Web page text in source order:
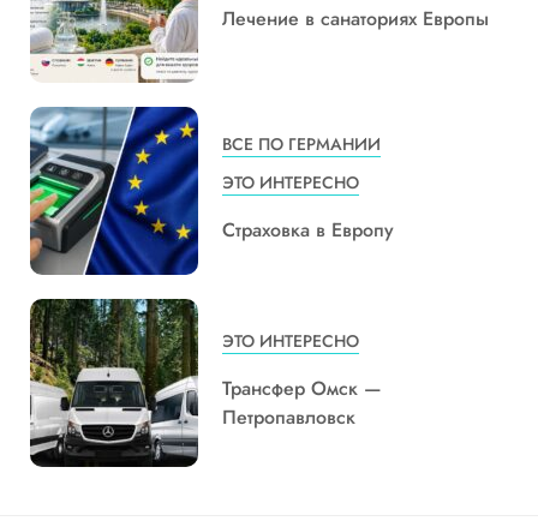
Лечение в санаториях Европы
ВСЕ ПО ГЕРМАНИИ
ЭТО ИНТЕРЕСНО
Страховка в Европу
ЭТО ИНТЕРЕСНО
Трансфер Омск —
Петропавловск